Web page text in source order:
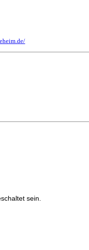
sein.